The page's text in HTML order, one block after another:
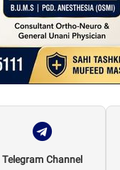
Telegram Channel